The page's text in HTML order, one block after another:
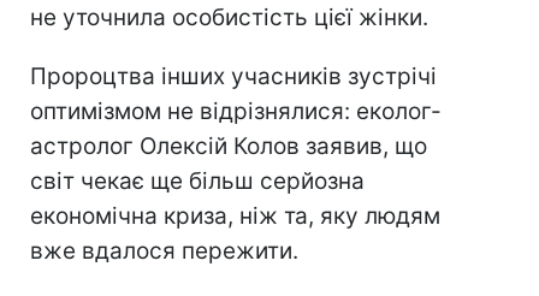
не уточнила особистість цієї жінки.
Пророцтва інших учасників зустрічі
оптимізмом не відрізнялися: еколог-
астролог Олексій Колов заявив, що
світ чекає ще більш серйозна
економічна криза, ніж та, яку людям
вже вдалося пережити.